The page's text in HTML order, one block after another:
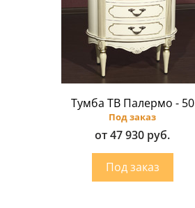
Тумба ТВ Палермо - 50
Под заказ
от 47 930 руб.